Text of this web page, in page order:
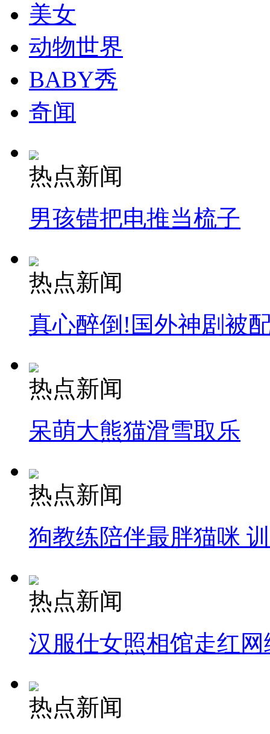
走！跟着总书记去植树
消防员救轻生者 花炮节热闹非凡
司机酒驾遇交警 急速倒车逃窜
美女
动物世界
BABY秀
奇闻
热点新闻
男孩错把电推当梳子
热点新闻
真心醉倒!国外神剧被
热点新闻
呆萌大熊猫滑雪取乐
热点新闻
狗教练陪伴最胖猫咪
热点新闻
汉服仕女照相馆走红网
热点新闻